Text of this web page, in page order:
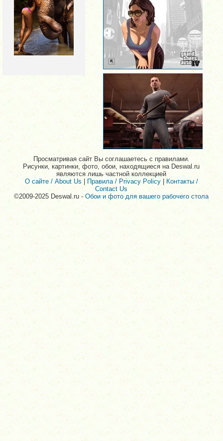
Просматривая сайт Вы соглашаетесь с правилами.
Рисунки, картинки, фото, обои, находящиеся на Deswal.ru
являются лишь частной коллекцией
О сайте / About Us
Правила / Privacy Policy
Контакты /
Contact Us
©2009-2025 Deswal.ru -Обои и фото для вашего рабочего стола